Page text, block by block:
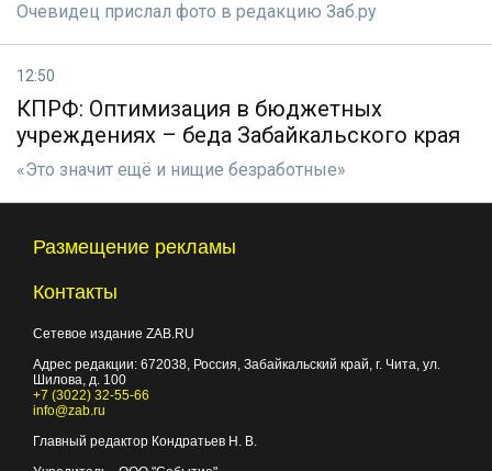
Очевидец прислал фото в редакцию Заб.ру
12:50
КПРФ: Оптимизация в бюджетных
учреждениях – беда Забайкальского края
«Это значит ещё и нищие безработные»
Размещение рекламы
Контакты
Сетевое издание ZAB.RU
Адрес редакции: 672038, Россия, Забайкальский край, г. Чита, ул.
Шилова, д. 100
+7 (3022) 32-55-66
info@zab.ru
Главный редактор Кондратьев Н. В.